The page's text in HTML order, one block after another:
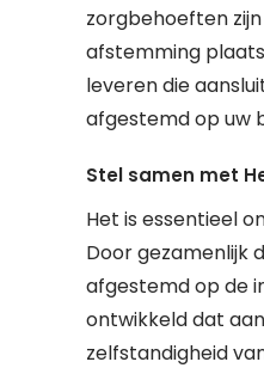
zorgbehoeften
afstemming
leveren die
afgestemd op uw
Stel samen met
Het is essentieel
Door gezamenlijk
afgestemd op de
ontwikkeld dat
zelfstandigheid